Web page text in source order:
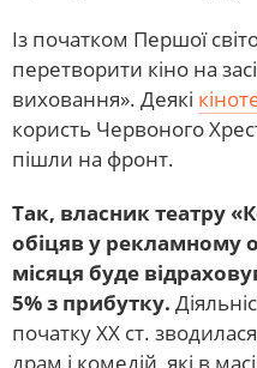
Із початком Першої
перетворити кіно на
виховання». Деякі
користь Червоного
пішли на фронт.
Так, власник театру
обіцяв у рекламному
місяця буде
5% з прибутку.
початку ХХ ст.
драм і комедій, які в